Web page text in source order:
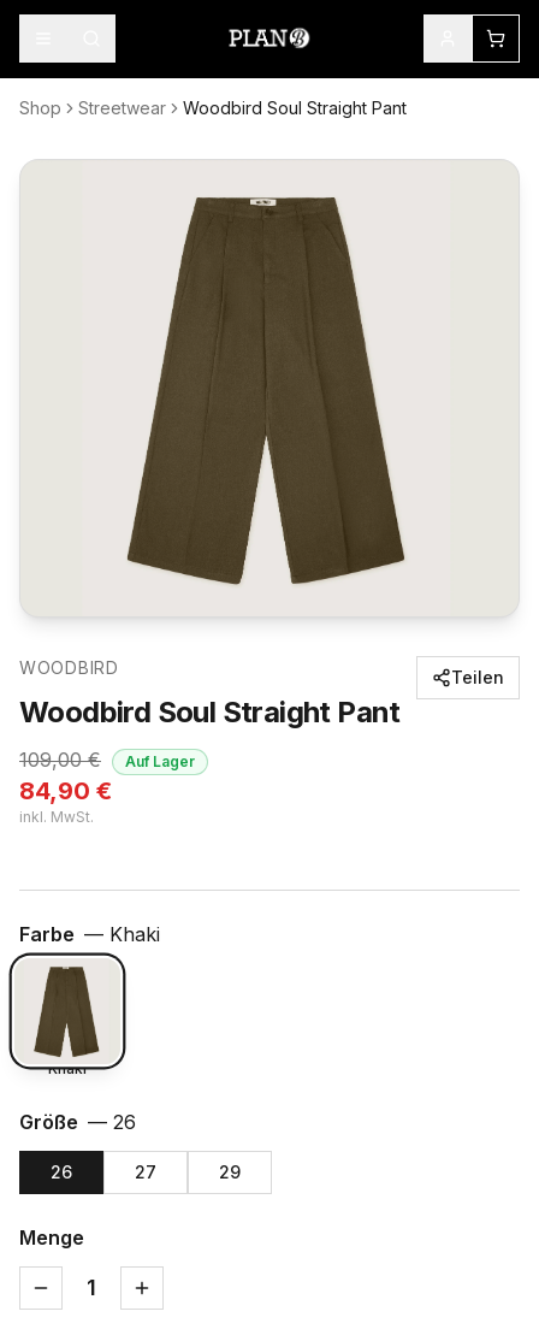
Shop Streetwear Woodbird Soul Straight Pant
WOODBIRD
Woodbird Soul Straight Pant
109,00€
84,90 €
inkl. MwSt.
Auf Lager
Teilen
Farbe — Khaki
Khaki
Größe — 26
26 27 29
Menge
1